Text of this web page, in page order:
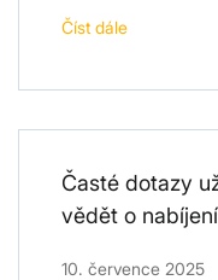
Číst dále
Časté dotazy
vědět o
10. července 2025